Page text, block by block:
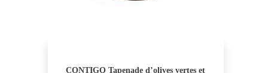
CONTIGO Tapenade d’olives vertes et